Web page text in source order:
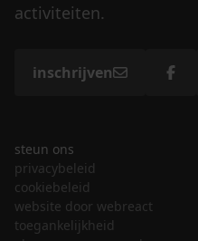
activiteiten.
inschrijven
steun ons
privacybeleid
cookiebeleid
website door webreact
toegankelijkheid